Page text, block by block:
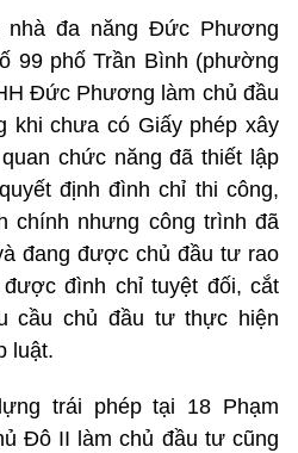
đa năng Đức Phương
99 phố Trần Bình (phường
Đức Phương làm chủ đầu
khi chưa có Giấy phép xây
chức năng đã thiết lập
định đình chỉ thi công,
chính nhưng công trình đã
đang được chủ đầu tư rao
đình chỉ tuyệt đối, cắt
cầu chủ đầu tư thực hiện
luật.
trái phép tại 18 Phạm
Đô II làm chủ đầu tư cũng